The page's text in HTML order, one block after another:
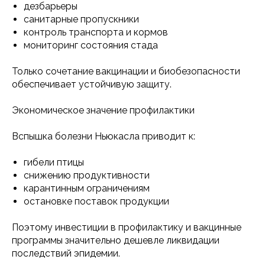
дезбарьеры
санитарные пропускники
контроль транспорта и кормов
мониторинг состояния стада
Только сочетание вакцинации и биобезопасности
обеспечивает устойчивую защиту.
Экономическое значение профилактики
Вспышка болезни Ньюкасла приводит к:
гибели птицы
снижению продуктивности
карантинным ограничениям
остановке поставок продукции
Поэтому инвестиции в профилактику и вакцинные
программы значительно дешевле ликвидации
последствий эпидемии.